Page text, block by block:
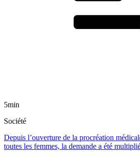
5min
Société
Depuis l’ouverture de la procréation
toutes les femmes, la demande a été